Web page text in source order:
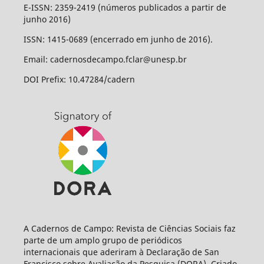
E-ISSN: 2359-2419 (números publicados a partir de
junho 2016)
ISSN: 1415-0689 (encerrado em junho de 2016).
Email: cadernosdecampo.fclar@unesp.br
DOI Prefix: 10.47284/cadern
A Cadernos de Campo: Revista de Ciências Sociais faz
parte de um amplo grupo de periódicos
internacionais que aderiram à Declaração de San